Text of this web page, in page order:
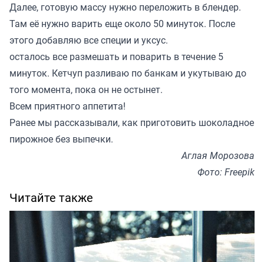
Далее, готовую массу нужно переложить в блендер.
Там её нужно варить еще около 50 минуток. После
этого добавляю все специи и уксус.
осталось все размешать и поварить в течение 5
минуток. Кетчуп разливаю по банкам и укутываю до
того момента, пока он не остынет.
Всем приятного аппетита!
Ранее мы рассказывали, как приготовить шоколадное
пирожное без выпечки.
Аглая Морозова
Фото: Freepik
Читайте также